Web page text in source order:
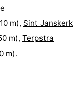
m), Sint Janskerk
m), Terpstra
m).